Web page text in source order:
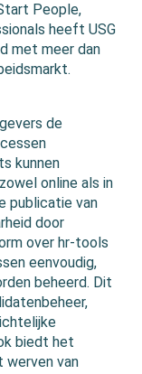
People,
heeft USG
met meer dan
de
kunnen
online als in
publicatie van
door
over hr-tools
eenvoudig,
beheerd. Dit
biedt het
van